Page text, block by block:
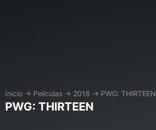
Inicio → Películas → 2016 → PWG: THIRTEEN
PWG: THIRTEEN